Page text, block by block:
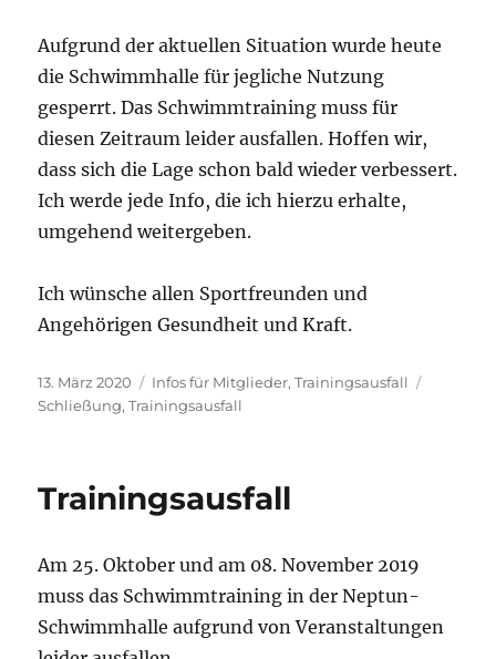
Aufgrund der aktuellen Situation wurde heute
die Schwimmhalle für jegliche Nutzung
gesperrt. Das Schwimmtraining muss für
diesen Zeitraum leider ausfallen. Hoffen wir,
dass sich die Lage schon bald wieder verbessert.
Ich werde jede Info, die ich hierzu erhalte,
umgehend weitergeben.
Ich wünsche allen Sportfreunden und
Angehörigen Gesundheit und Kraft.
Veröffentlicht
am
13. März 2020 Kategorien
Infos für Mitglieder,Trainingsausfall
Schließung,Trainingsausfall
Trainingsausfall
Am 25. Oktober und am 08. November 2019
muss das Schwimmtraining in der Neptun-
Schwimmhalle aufgrund von Veranstaltungen